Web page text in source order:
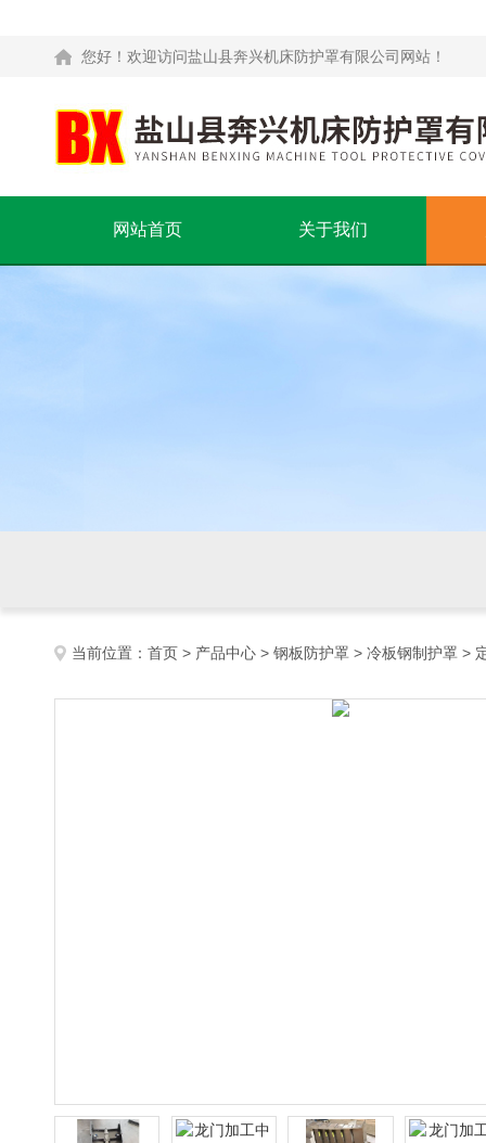
您好！欢迎访问盐山县奔兴机床防护罩有限公司网站！
网站首页 关于我们
当前位置： 首页 > 产品中心 > 钢板防护罩 > 冷板钢制护罩 >